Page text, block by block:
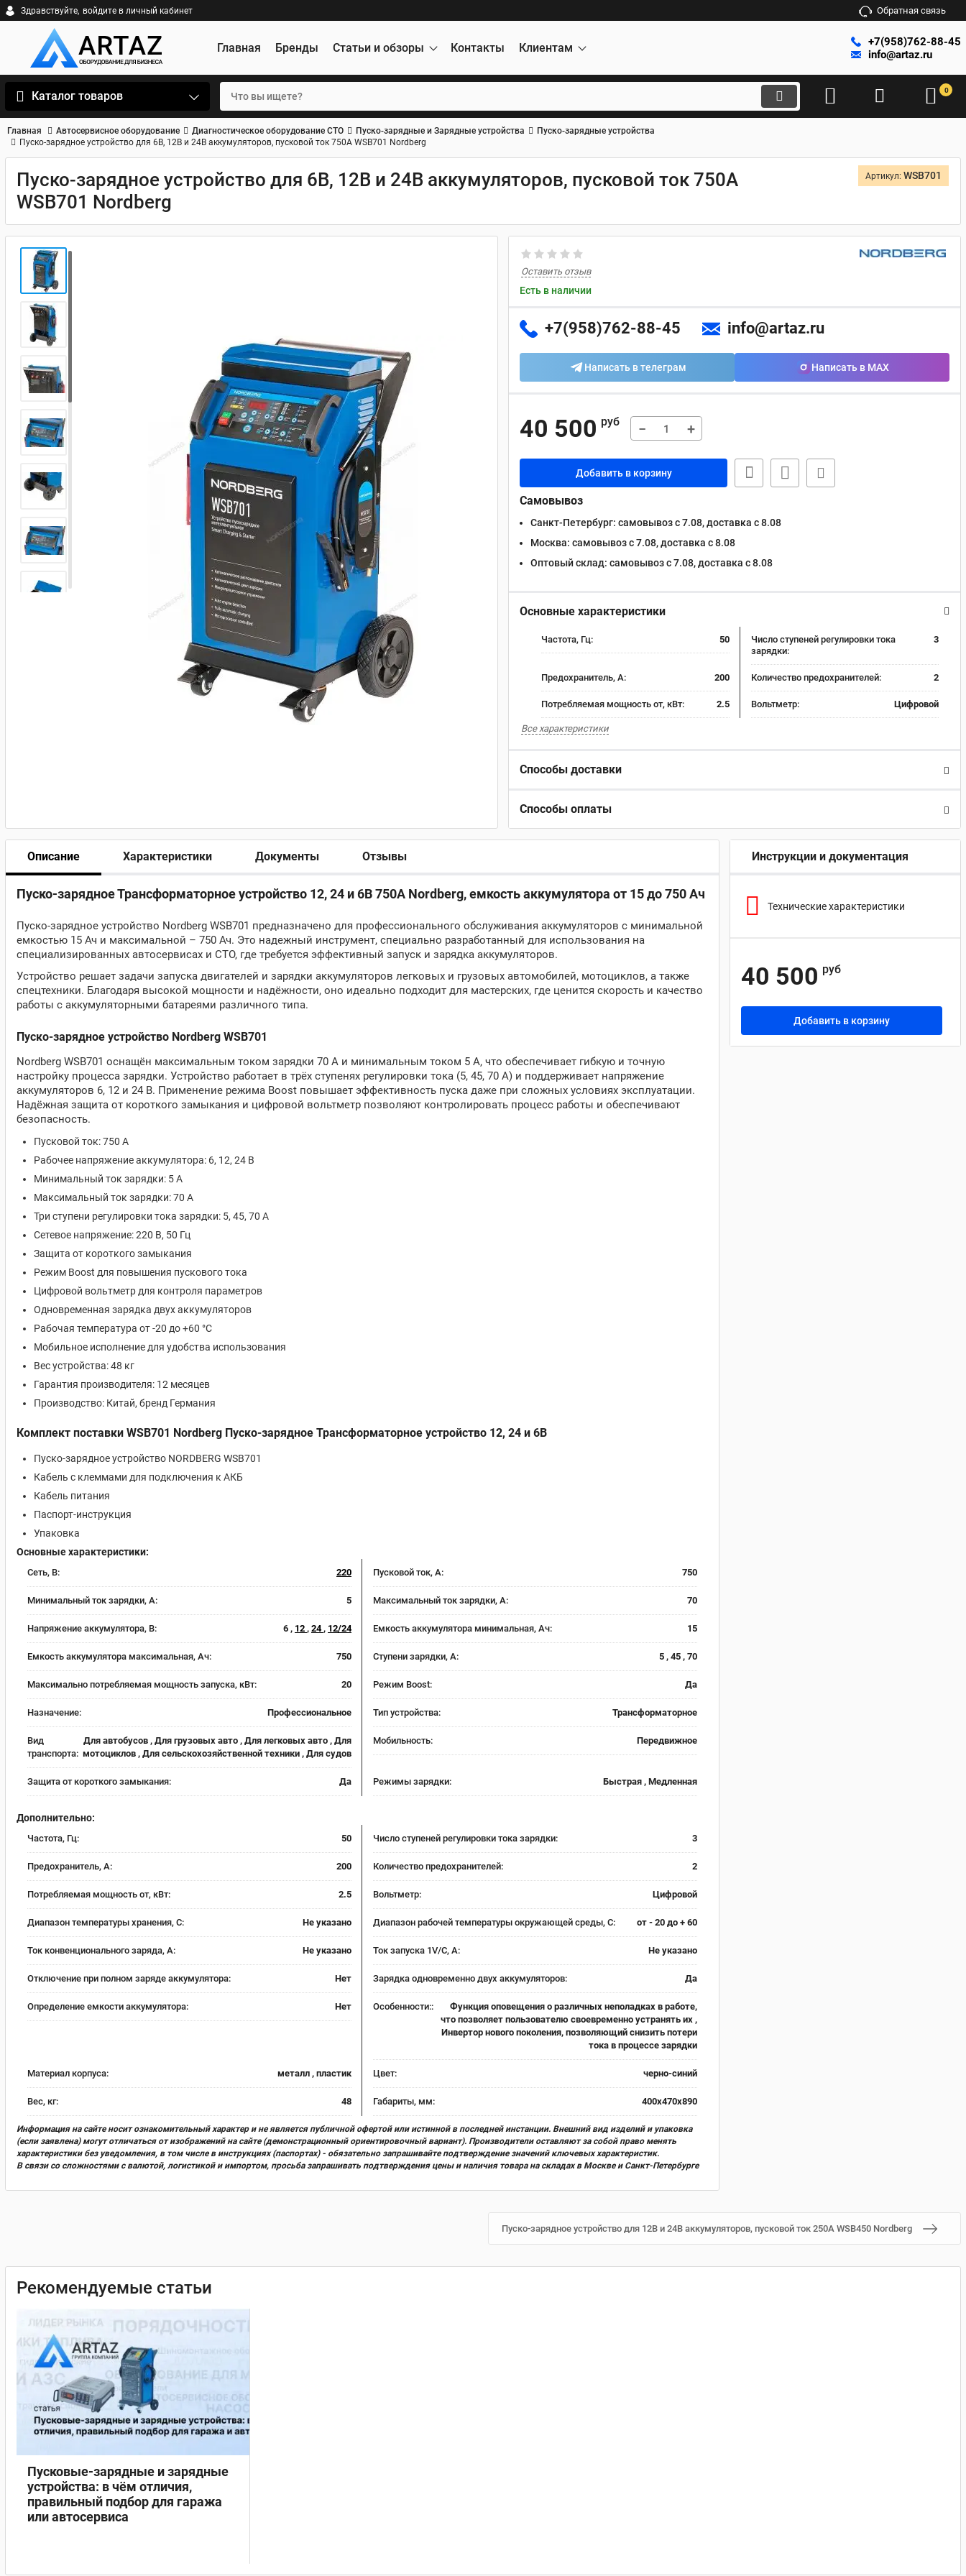
Здравствуйте, войдите в личный кабинет Обратная связь
Главная Бренды Статьи и обзоры Контакты Клиентам
+7(958)762-88-45
info@artaz.ru
Каталог товаров 0
Главная Автосервисное оборудование Диагностическое оборудование СТО Пуско-зарядные и Зарядные устройства
Пуско-зарядные устройства
Пуско-зарядное устройство для 6В, 12В и 24В аккумуляторов, пусковой ток 750A WSB701 Nordberg
Пуско-зарядное устройство для 6В, 12В и 24В аккумуляторов, пусковой ток 750A
WSB701 Nordberg
Артикул: WSB701
Оставить отзыв
Есть в наличии
+7(958)762-88-45 info@artaz.ru
Написать в телеграм Написать в MAX
40 500 руб − +
Добавить в корзину
Самовывоз
Санкт-Петербург: самовывоз с 7.08, доставка c 8.08
Москва: самовывоз с 7.08, доставка c 8.08
Оптовый склад: самовывоз с 7.08, доставка c 8.08
Основные характеристики
Частота, Гц: 50
Число ступеней регулировки тока
зарядки:
3
Предохранитель, А: 200 Количество предохранителей: 2
Потребляемая мощность от, кВт: 2.5 Вольтметр: Цифровой
Все характеристики
Способы доставки
Способы оплаты
Описание Характеристики Документы Отзывы
Пуско-зарядное Трансформаторное устройство 12, 24 и 6В 750A Nordberg, емкость аккумулятора от 15 до 750 Ач
Пуско-зарядное устройство Nordberg WSB701 предназначено для профессионального обслуживания аккумуляторов с минимальной
емкостью 15 Ач и максимальной – 750 Ач. Это надежный инструмент, специально разработанный для использования на
специализированных автосервисах и СТО, где требуется эффективный запуск и зарядка аккумуляторов.
Устройство решает задачи запуска двигателей и зарядки аккумуляторов легковых и грузовых автомобилей, мотоциклов, а также
спецтехники. Благодаря высокой мощности и надёжности, оно идеально подходит для мастерских, где ценится скорость и качество
работы с аккумуляторными батареями различного типа.
Пуско-зарядное устройство Nordberg WSB701
Nordberg WSB701 оснащён максимальным током зарядки 70 А и минимальным током 5 А, что обеспечивает гибкую и точную
настройку процесса зарядки. Устройство работает в трёх ступенях регулировки тока (5, 45, 70 А) и поддерживает напряжение
аккумуляторов 6, 12 и 24 В. Применение режима Boost повышает эффективность пуска даже при сложных условиях эксплуатации.
Надёжная защита от короткого замыкания и цифровой вольтметр позволяют контролировать процесс работы и обеспечивают
безопасность.
Пусковой ток: 750 А
Рабочее напряжение аккумулятора: 6, 12, 24 В
Минимальный ток зарядки: 5 А
Максимальный ток зарядки: 70 А
Три ступени регулировки тока зарядки: 5, 45, 70 А
Сетевое напряжение: 220 В, 50 Гц
Защита от короткого замыкания
Режим Boost для повышения пускового тока
Цифровой вольтметр для контроля параметров
Одновременная зарядка двух аккумуляторов
Рабочая температура от -20 до +60 °C
Мобильное исполнение для удобства использования
Вес устройства: 48 кг
Гарантия производителя: 12 месяцев
Производство: Китай, бренд Германия
Комплект поставки WSB701 Nordberg Пуско-зарядное Трансформаторное устройство 12, 24 и 6В
Пуско-зарядное устройство NORDBERG WSB701
Кабель с клеммами для подключения к АКБ
Кабель питания
Паспорт-инструкция
Упаковка
Основные характеристики:
Сеть, В: 220 Пусковой ток, A: 750
Минимальный ток зарядки, А: 5 Максимальный ток зарядки, А: 70
Напряжение аккумулятора, В: 6 , 12 , 24, 12/24 Емкость аккумулятора минимальная, Ач: 15
Емкость аккумулятора максимальная, Ач: 750 Ступени зарядки, А: 5 , 45 , 70
Максимально потребляемая мощность запуска, кВт: 20 Режим Boost: Да
Назначение: Профессиональное Тип устройства: Трансформаторное
Вид
транспорта:
Для автобусов , Для грузовых авто , Для легковых авто , Для
мотоциклов , Для сельскохозяйственной техники , Для судов
Мобильность: Передвижное
Защита от короткого замыкания: Да Режимы зарядки: Быстрая , Медленная
Дополнительно:
Частота, Гц: 50 Число ступеней регулировки тока зарядки: 3
Предохранитель, А: 200 Количество предохранителей: 2
Потребляемая мощность от, кВт: 2.5 Вольтметр: Цифровой
Диапазон температуры хранения, С: Не указано Диапазон рабочей температуры окружающей среды, С: от - 20 до + 60
Ток конвенционального заряда, А: Не указано Ток запуска 1V/C, А: Не указано
Отключение при полном заряде аккумулятора: Нет Зарядка одновременно двух аккумуляторов: Да
Определение емкости аккумулятора: Нет Особенности::
Функция оповещения о различных неполадках в работе,
что позволяет пользователю своевременно устранять их ,
Инвертор нового поколения, позволяющий снизить потери
тока в процессе зарядки
Материал корпуса: металл , пластик Цвет: черно-синий
Вес, кг: 48 Габариты, мм: 400х470х890
Информация на сайте носит ознакомительный характер и не является публичной офертой или истинной в последней инстанции. Внешний вид изделий и упаковка
(если заявлена) могут отличаться от изображений на сайте (демонстрационный ориентировочный вариант). Производители оставляют за собой право менять
характеристики без уведомления, в том числе в инструкциях (паспортах) - обязательно запрашивайте подтверждение значений ключевых характеристик.
В связи со сложностями с валютой, логистикой и импортом, просьба запрашивать подтверждения цены и наличия товара на складах в Москве и Санкт-Петербурге
Инструкции и документация
Технические характеристики
40 500 руб
Добавить в корзину
Пуско-зарядное устройство для 12В и 24В аккумуляторов, пусковой ток 250А WSB450 Nordberg
Рекомендуемые статьи
Пусковые-зарядные и зарядные
устройства: в чём отличия,
правильный подбор для гаража
или автосервиса